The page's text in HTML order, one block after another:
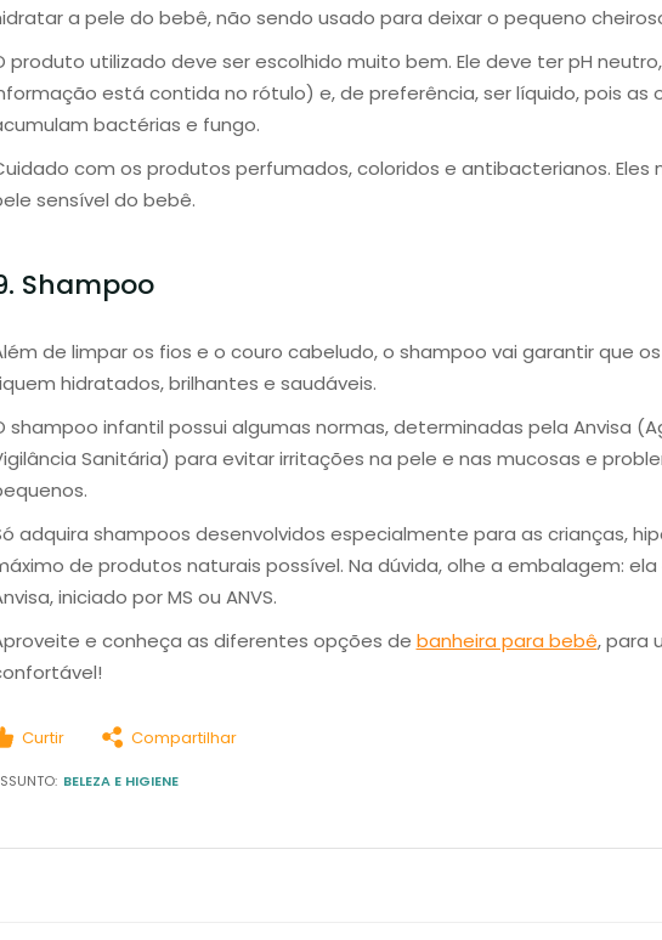
a pele do bebê, não sendo usado para deixar o pequeno
produto utilizado deve ser escolhido muito bem. Ele deve ter pH
está contida no rótulo) e, de preferência, ser líquido, pois as
bactérias e fungo.
com os produtos perfumados, coloridos e antibacterianos. Eles
sensível do bebê.
Shampoo
de limpar os fios e o couro cabeludo, o shampoo vai garantir que
hidratados, brilhantes e saudáveis.
shampoo infantil possui algumas normas, determinadas pela Anvisa
Sanitária) para evitar irritações na pele e nas mucosas e
adquira shampoos desenvolvidos especialmente para as crianças,
de produtos naturais possível. Na dúvida, olhe a embalagem:
iniciado por MS ou ANVS.
e conheça as diferentes opções de banheira para bebê, para
Curtir Compartilhar
BELEZA E HIGIENE